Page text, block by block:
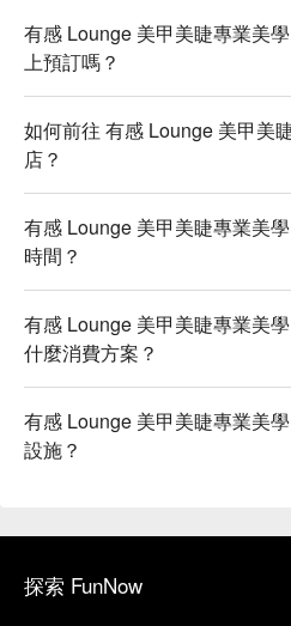
有感 Lounge 美甲美睫專業美
上預訂嗎？
如何前往 有感 Lounge 美甲美
店？
有感 Lounge 美甲美睫專業美
時間？
有感 Lounge 美甲美睫專業美
什麼消費方案？
有感 Lounge 美甲美睫專業美
設施？
探索 FunNow